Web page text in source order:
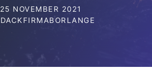
25 NOVEMBER 2021
DACKFIRMABORLANGE